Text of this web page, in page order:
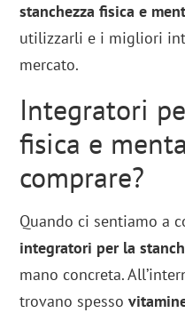
stanchezza fisica e
utilizzarli e i migliori
mercato.
Integratori
fisica e
comprare?
Quando ci sentiamo a
integratori per la
mano concreta.
trovano spesso